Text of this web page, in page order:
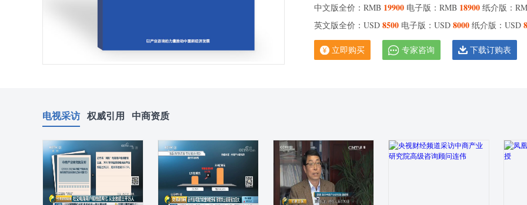
中文版全价：RMB 19900 电子版：RMB 18900 纸介版：
英文版全价：USD 8500 电子版：USD 8000 纸介版：USD
立即购买 专家咨询 下载订购表
电视采访 权威引用 中商资质
2.4
4 全